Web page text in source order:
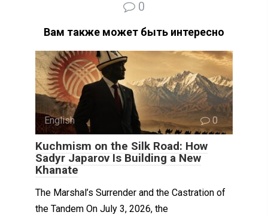
0
Вам также может быть интересно
English 0
Kuchmism on the Silk Road: How
Sadyr Japarov Is Building a New
Khanate
The Marshal’s Surrender and the Castration of
the Tandem On July 3, 2026, the